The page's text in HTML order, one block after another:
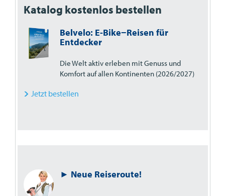
Katalog kostenlos bestellen
Belvelo: E-Bike−Reisen für
Entdecker
Die Welt aktiv erleben mit Genuss und
Komfort auf allen Kontinenten (2026/2027)
Jetzt bestellen
► Neue Reiseroute!